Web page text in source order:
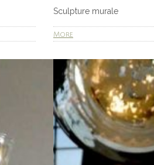
Sculpture murale
More